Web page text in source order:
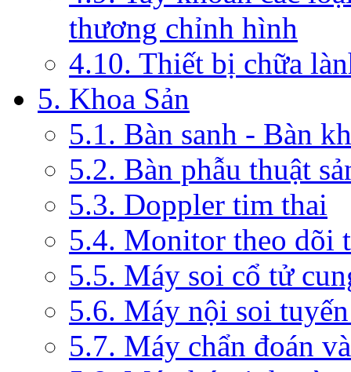
thương chỉnh hình
4.10. Thiết bị chữa
5. Khoa Sản
5.1. Bàn sanh - Bàn
5.2. Bàn phẫu thuật
5.3. Doppler tim thai
5.4. Monitor theo dõi
5.5. Máy soi cổ tử
5.6. Máy nội soi
5.7. Máy chẩn đoán